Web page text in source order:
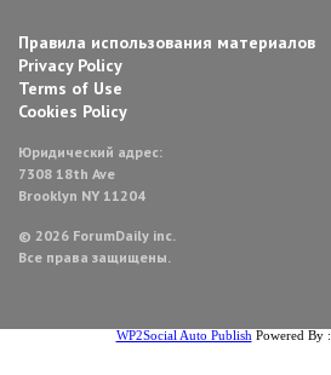
Правила использования материалов
Privacy Policy
Terms of Use
Cookies Policy
Юридический адрес:
7308 18th Ave
Brooklyn NY 11204
© 2026 ForumDaily inc.
Все права защищены.
WP2Social Auto Publish Powered By :